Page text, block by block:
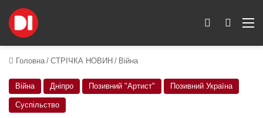
Пошук
Switch skin
Головна / СТРІЧКА НОВИН / Війна
Війна Дніпро Позивний "Артист" Позивний Україна
Суспільство